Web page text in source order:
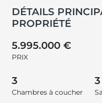
DÉTAILS
PROPRIÉTÉ
5.995.000 €
PRIX
3
Chambres à coucher
3